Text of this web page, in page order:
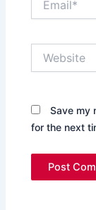
Save my
for the next